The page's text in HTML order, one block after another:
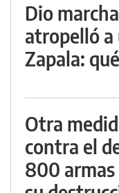
Dio
atropelló a
Zapala:
Otra
contra el
800 armas